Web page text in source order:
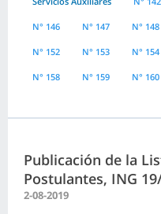
N° 146 N° 147 N° 148
N° 152 N° 153 N° 154
N° 158 N° 159 N° 160
Publicación de la
Postulantes, ING
2-08-2019